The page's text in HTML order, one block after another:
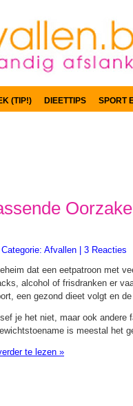
(TIP!) DIEETTIPS SPORT
Categorie: Afvallen
3 Reacties
dat een eetpatroon met
alcohol of frisdranken er
een gezond dieet volgt en
je het niet, maar ook
is meestal het
te lezen »